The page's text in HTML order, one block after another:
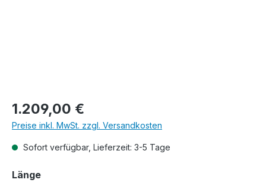
Regulärer Preis:
1.209,00 €
Preise inkl. MwSt. zzgl. Versandkosten
Sofort verfügbar, Lieferzeit: 3-5 Tage
Längeauswählen